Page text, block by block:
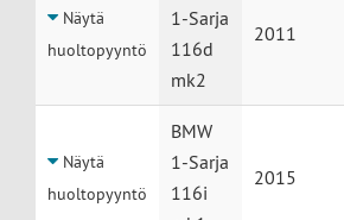
Näytä
huoltopyyntö
1-Sarja
116d
mk2
2011
Näytä
huoltopyyntö
BMW
1-Sarja
116i
2015